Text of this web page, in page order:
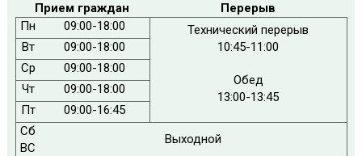
Прием граждан
Перерыв
Пн
09:00-18:00
Технический перерыв
10:45-11:00
Обед
13:00-13:45
Вт
09:00-18:00
Ср
09:00-18:00
Чт
09:00-18:00
Пт
09:00-16:45
Сб
ВС
Выходной